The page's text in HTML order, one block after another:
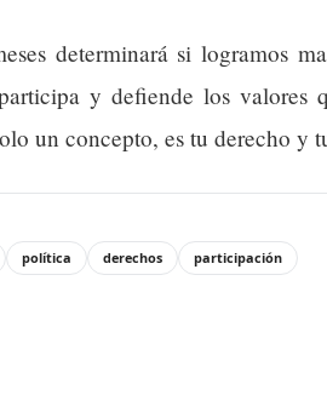
determinará si logramos
y defiende los valores
un concepto, es tu derecho y
política derechos participación